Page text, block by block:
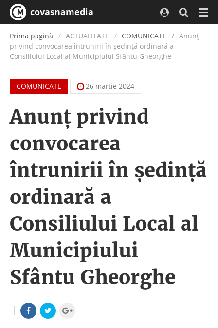
covasnamedia
Prima pagină ACTUALITATE / COMUNICATE
Anunţ
privind convocarea întrunirii în şedinţă ordinară a
Consiliului Local al Municipiului Sfântu Gheorghe
COMUNICATE 26 martie 2024
Anunţ privind
convocarea
întrunirii în şedinţă
ordinară a
Consiliului Local al
Municipiului
Sfântu Gheorghe
|